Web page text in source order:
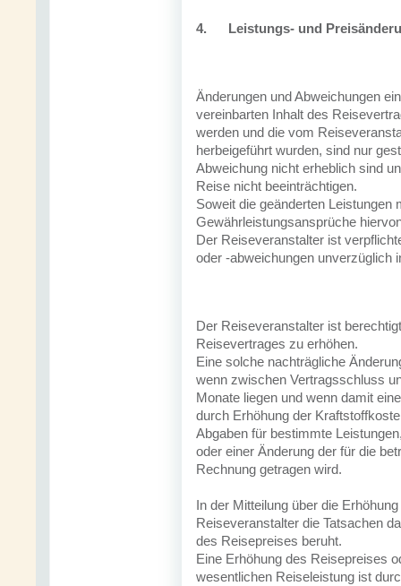
4. Leistungs- und
Änderungen und Abweichungen
vereinbarten Inhalt des
werden und die vom
herbeigeführt wurden, sind nur
Abweichung nicht erheblich sind
Reise nicht beeinträchtigen.
Soweit die geänderten Leistungen
Gewährleistungsansprüche
Der Reiseveranstalter ist
oder -abweichungen unverzüglich
Der Reiseveranstalter ist
Reisevertrages zu erhöhen.
Eine solche nachträgliche
wenn zwischen Vertragsschluss
Monate liegen und wenn damit
durch Erhöhung der
Abgaben für bestimmte
oder einer Änderung der für die
Rechnung getragen wird.
In der Mitteilung über die
Reiseveranstalter die Tatsachen
des Reisepreises beruht.
Eine Erhöhung des Reisepreises
wesentlichen Reiseleistung ist